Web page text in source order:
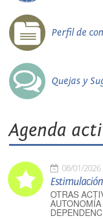
Perfil de
Quejas y
Agenda
08/01/2026
OTRAS